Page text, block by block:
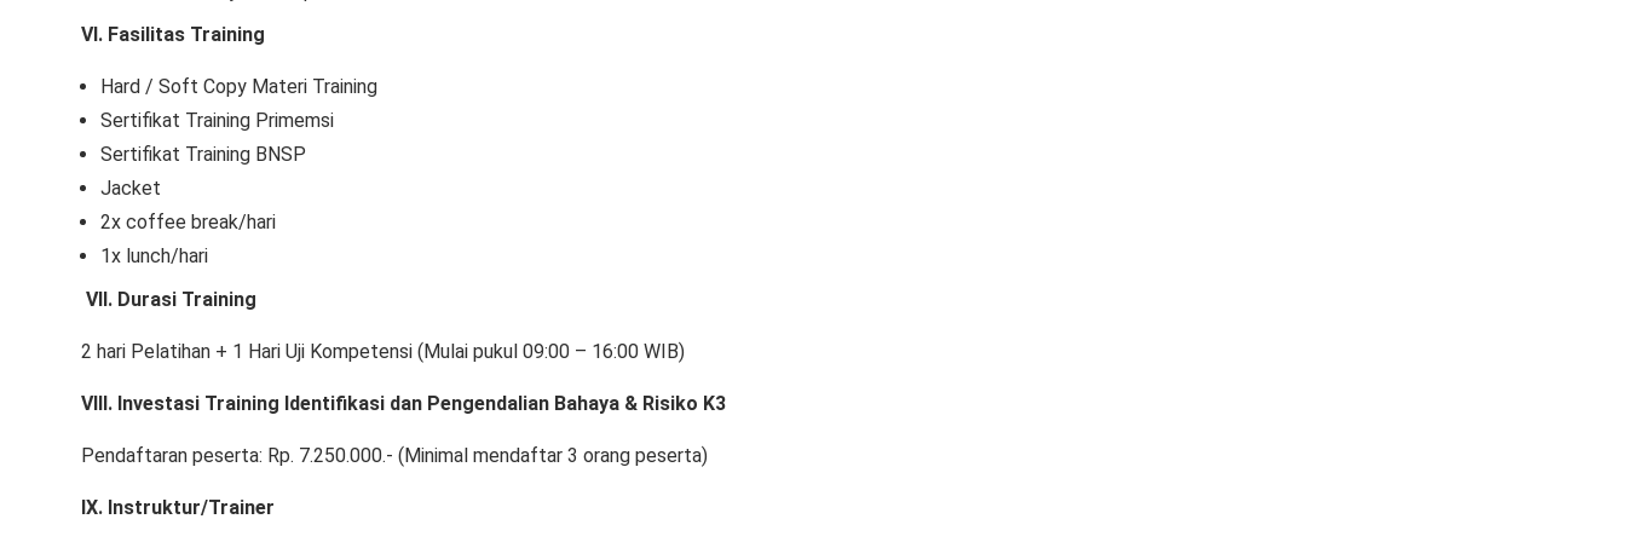
VI. Fasilitas Training
Hard / Soft Copy Materi Training
Sertifikat Training Primemsi
Sertifikat Training BNSP
Jacket
2x coffee break/hari
1x lunch/hari
VII. Durasi Training
2 hari Pelatihan + 1 Hari Uji Kompetensi (Mulai pukul 09:00 – 16:00 WIB)
VIII. Investasi Training Identifikasi dan Pengendalian Bahaya & Risiko K3
Pendaftaran peserta: Rp. 7.250.000.- (Minimal mendaftar 3 orang peserta)
IX. Instruktur/Trainer